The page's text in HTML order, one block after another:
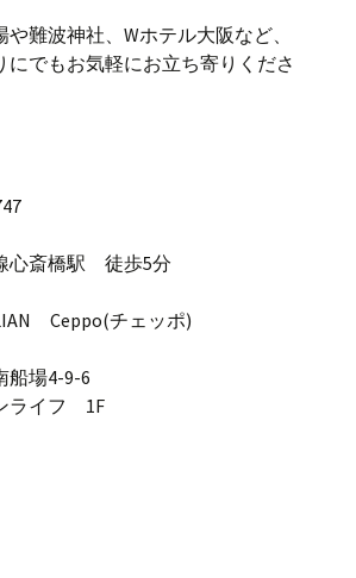
難波神社、Wホテル大阪など、
にでもお気軽にお立ち寄りくださ
心斎橋駅 徒歩5分
Ceppo(チェッポ)
船場4-9-6
ライフ 1F